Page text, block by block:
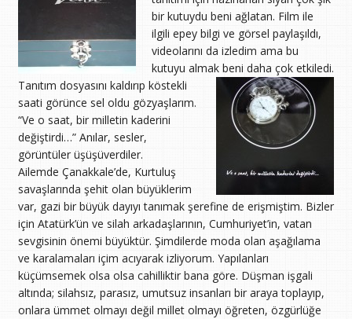
bir kutuydu beni ağlatan. Film ile
ilgili epey bilgi ve görsel paylaşıldı,
videolarını da izledim ama bu
kutuyu almak beni daha çok etkiledi.
Tanıtım dosyasını kaldırıp köstekli
saati görünce sel oldu gözyaşlarım.
“Ve o saat, bir milletin kaderini
değiştirdi…” Anılar, sesler,
görüntüler üşüşüverdiler.
Ailemde Çanakkale’de, Kurtuluş
savaşlarında şehit olan büyüklerim
var, gazi bir büyük dayıyı tanımak şerefine de erişmiştim. Bizler
için Atatürk’ün ve silah arkadaşlarının, Cumhuriyet’in, vatan
sevgisinin önemi büyüktür. Şimdilerde moda olan aşağılama
ve karalamaları içim acıyarak izliyorum. Yapılanları
küçümsemek olsa olsa cahilliktir bana göre. Düşman işgali
altında; silahsız, parasız, umutsuz insanları bir araya toplayıp,
onlara ümmet olmayı değil millet olmayı öğreten, özgürlüğe